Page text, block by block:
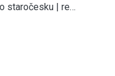
staročesku | re…